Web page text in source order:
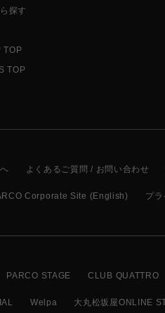
探す
TOP
TOP
よくあるご質問 / お問い合わせ
Corporate Site (English) プ
PARCO STAGE CLUB QUATTRO
Welpa 大丸松坂屋ONLINE